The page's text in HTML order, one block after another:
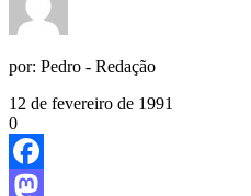
por: Pedro - Redação
12 de fevereiro de 1991
0
Facebook